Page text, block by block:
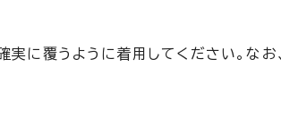
に覆うように着用してください。なお